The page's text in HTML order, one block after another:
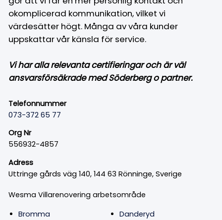
okomplicerad kommunikation, vilket vi
värdesätter högt. Många av våra kunder
uppskattar vår känsla för service.
Vi har alla relevanta certifieringar och är väl
ansvarsförsäkrade med Söderberg o partner.
Telefonnummer
073-372 65 77
Org Nr
556932-4857
Adress
Uttringe gårds väg 140, 144 63 Rönninge, Sverige
Wesma Villarenovering arbetsområde
Bromma
Danderyd